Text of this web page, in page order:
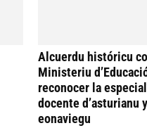
Alcuerdu históricu col
Ministeriu
reconocer la
docente d’asturianu y
eonaviegu